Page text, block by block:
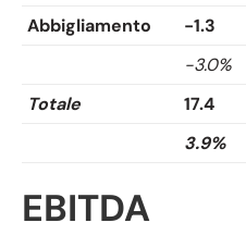
Abbigliamento
-1.3
-3.0%
Totale
17.4
3.9%
EBITDA